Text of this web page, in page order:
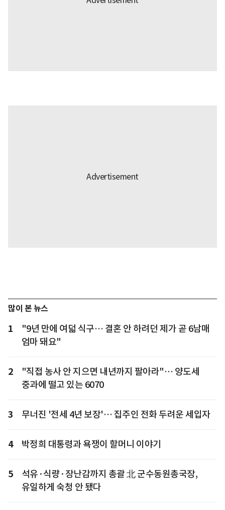
많이 본 뉴스
1
"9년 만에 여덟 식구… 결혼 안 하려던 제가 곧 6남매
엄마 돼요"
2
"직접 농사 안 지으면 내년까지 팔아라"… 양도세
중과에 떨고 있는 6070
3 무너진 '전세 4년 보장'… 집주인 전화 두려운 세입자
4 박정희 대통령과 욕쟁이 할머니 이야기
5
석유·식량·장난감까지 총괄 北 군수동원총국장,
유일하게 숙청 안 됐다